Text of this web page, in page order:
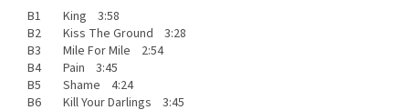
B1 King 3:58
B2 Kiss The Ground 3:28
B3 Mile For Mile 2:54
B4 Pain 3:45
B5 Shame 4:24
B6 Kill Your Darlings 3:45